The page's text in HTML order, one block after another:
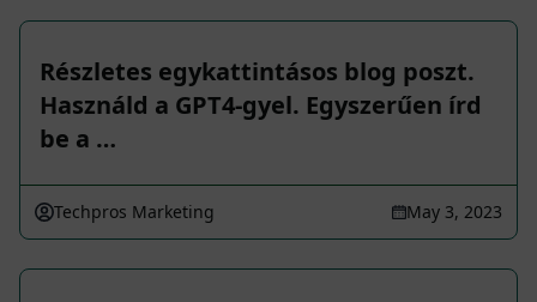
Részletes egykattintásos blog poszt.
Használd a GPT4-gyel. Egyszerűen írd
be a …
Techpros Marketing May 3, 2023